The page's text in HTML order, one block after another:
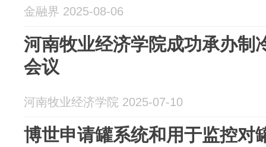
金融界 2025-08-06
河南牧业经济学院成功承办制
会议
河南牧业经济学院 2025-07-10
博世申请罐系统和用于监控对